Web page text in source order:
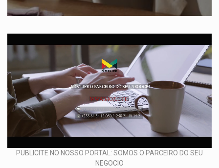
PUBLICITE NO NOSSO PORTAL: SOMOS O PARCEIRO DO SEU
NEGOCIO